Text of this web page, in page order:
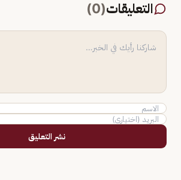
التعليقات(
0
)
نشر التعليق